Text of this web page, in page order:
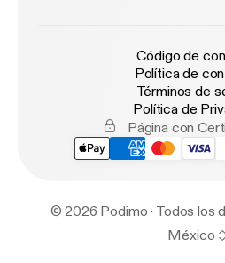
Código de
Política de
Términos de
Política de
Página con
© 2026 Podimo · Todos los
México